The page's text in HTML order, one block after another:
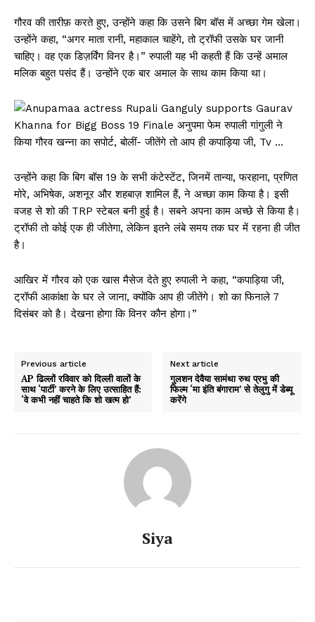
गौरव की तारीफ़ करते हुए, उन्होंने कहा कि उसने बिग बॉस में अच्छा गेम खेला।
उन्होंने कहा, “अगर माता रानी, ​​महाकाल चाहेंगे, तो ट्रॉफी उसके घर जानी
चाहिए। वह एक डिज़र्विंग विनर है।” रुपाली यह भी कहती हैं कि उन्हें अमाल
मलिक बहुत पसंद हैं। उन्होंने एक बार अमाल के साथ काम किया था।
उन्होंने कहा कि बिग बॉस 19 के सभी कंटेस्टेंट, जिनमें तान्या, फरहाना, प्रणित
मोरे, अभिषेक, अशनूर और शहबाज़ शामिल हैं, ने अच्छा काम किया है। इसी
वजह से शो की TRP स्टेबल बनी हुई है। सबने अपना काम अच्छे से किया है।
ट्रॉफी तो कोई एक ही जीतेगा, लेकिन इतने लंबे समय तक घर में रहना ही जीत
है।
आखिर में गौरव को एक खास मैसेज देते हुए रुपाली ने कहा, “कपाड़िया जी,
ट्रॉफी आकांक्षा के घर ले जाना, क्योंकि आप ही जीतेंगे। शो का फिनाले 7
दिसंबर को है। देखना होगा कि विनर कौन होगा।”
Previous article
AP ढिल्लों रविवार को दिल्ली वालों के
साथ ‘पार्टी’ करने के लिए उत्साहित हैं:
‘वे कभी नहीं चाहते कि शो खत्म हो’
Next article
गुलशन देवैया सामंथा रुथ प्रभु की
फिल्म ‘मा इंति बंगाराम’ से तेलुगु में डेब्यू
करेंगे
Siya